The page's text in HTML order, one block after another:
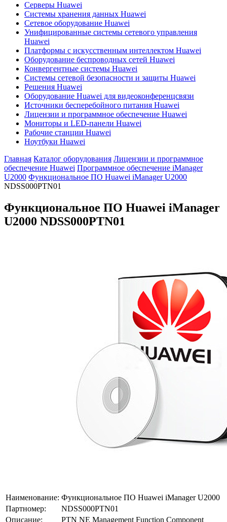
Серверы Huawei
Системы хранения данных Huawei
Сетевое оборудование Huawei
Унифицированные системы сетевого управления
Huawei
Платформы с искусственным интеллектом Huawei
Оборудование беспроводных сетей Huawei
Конвергентные системы Huawei
Системы сетевой безопасности и защиты Huawei
Решения Huawei
Оборудование Huawei для видеоконференцсвязи
Источники бесперебойного питания Huawei
Лицензии и программное обеспечение Huawei
Мониторы и LED-панели Huawei
Рабочие станции Huawei
Ноутбуки Huawei
Главная Каталог оборудования Лицензии и программное
обеспечение Huawei Программное обеспечение iManager
U2000 Функциональное ПО Huawei iManager U2000
NDSS000PTN01
Функциональное ПО Huawei iManager
U2000 NDSS000PTN01
Наименование: Функциональное ПО Huawei iManager U2000
Партномер:
NDSS000PTN01
Описание:
PTN NE Management Function Component